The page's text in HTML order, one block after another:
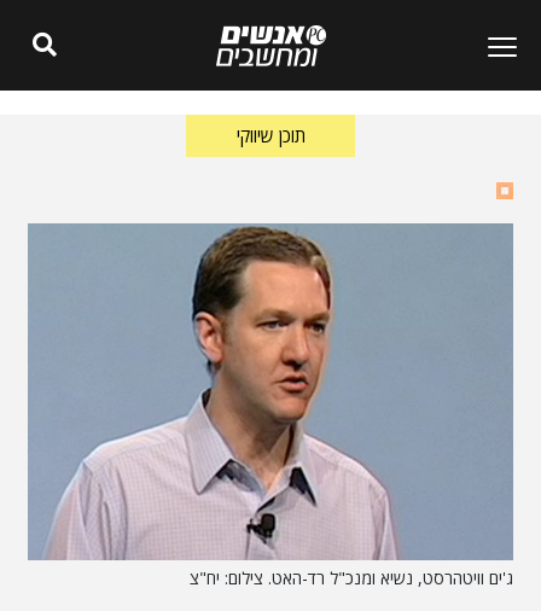
תוכן שיווקי
ג'ים וויטהרסט, נשיא ומנכ"ל רד-האט. צילום: יח"צ